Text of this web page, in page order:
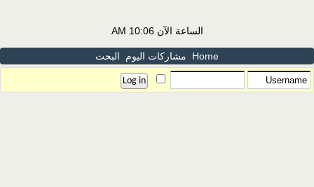
الساعة الآن10:06 AM
Home مشاركات اليوم البحث